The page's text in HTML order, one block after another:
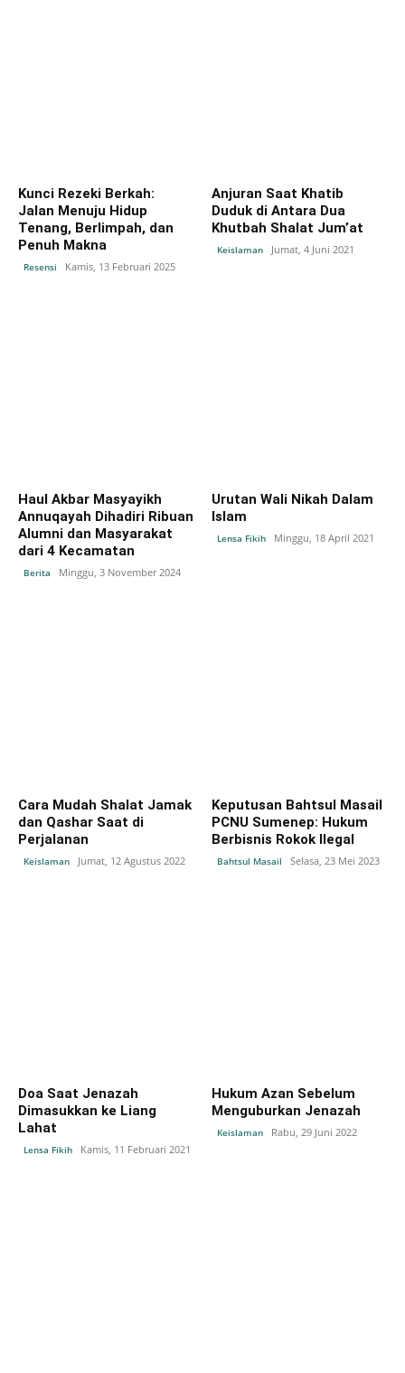
Kunci Rezeki Berkah:
Jalan Menuju Hidup
Tenang, Berlimpah, dan
Penuh Makna
Resensi Kamis, 13 Februari 2025
Anjuran Saat Khatib
Duduk di Antara Dua
Khutbah Shalat Jum’at
Keislaman Jumat, 4 Juni 2021
Haul Akbar Masyayikh
Annuqayah Dihadiri Ribuan
Alumni dan Masyarakat
dari 4 Kecamatan
Berita Minggu, 3 November 2024
Urutan Wali Nikah Dalam
Islam
Lensa Fikih Minggu, 18 April 2021
Cara Mudah Shalat Jamak
dan Qashar Saat di
Perjalanan
Keislaman Jumat, 12 Agustus 2022
Keputusan Bahtsul Masail
PCNU Sumenep: Hukum
Berbisnis Rokok Ilegal
Bahtsul Masail Selasa, 23 Mei 2023
Doa Saat Jenazah
Dimasukkan ke Liang
Lahat
Lensa Fikih Kamis, 11 Februari 2021
Hukum Azan Sebelum
Menguburkan Jenazah
Keislaman Rabu, 29 Juni 2022